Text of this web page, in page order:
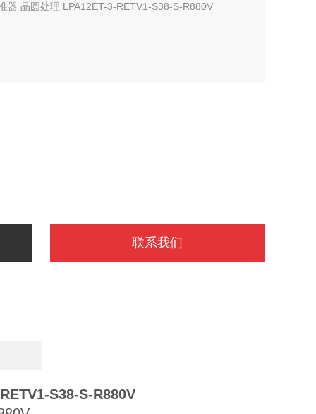
器 晶圆处理 LPA12ET-3-RETV1-S38-S-R880V
联系我们
S38-S-R880V